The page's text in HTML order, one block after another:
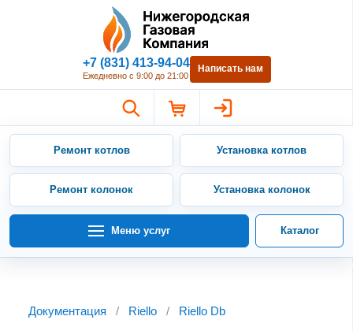
Нижегородская Газовая
+7 (831) 413-94-04
Ежедневно с 9:00 до 21:00
Написать нам
Ремонт котлов Установка котлов
Ремонт колонок Установка колонок
Меню услуг Каталог
Документация / Riello / Riello Db